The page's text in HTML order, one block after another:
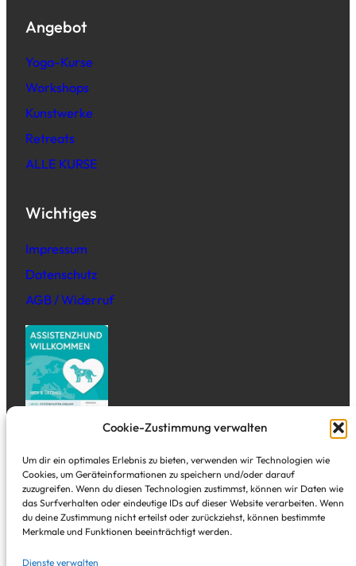
Cookie-Zustimmung verwalten
Um dir ein optimales Erlebnis zu bieten, verwenden wir Technologien wie
Cookies, um Geräteinformationen zu speichern und/oder darauf
zuzugreifen. Wenn du diesen Technologien zustimmst, können wir Daten wie
das Surfverhalten oder eindeutige IDs auf dieser Website verarbeiten. Wenn
du deine Zustimmung nicht erteilst oder zurückziehst, können bestimmte
Merkmale und Funktionen beeinträchtigt werden.
Dienste verwalten
Angebot
Yoga-Kurse
Workshops
Kunstwerke
Retreats
ALLE KURSE
Wichtiges
Impressum
Datenschutz
AGB / Widerruf
Adresse
Tal Studio
Alte Freiheit 3
Wuppertal Elberfeld – direkt in der City